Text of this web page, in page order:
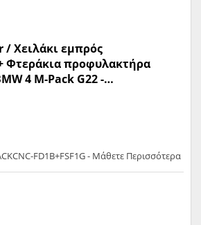
/ Χειλάκι εμπρός
Φτεράκια προφυλακτήρα
4 M-Pack G22 -
FD1B+FSF1G - Μάθετε Περισσότερα